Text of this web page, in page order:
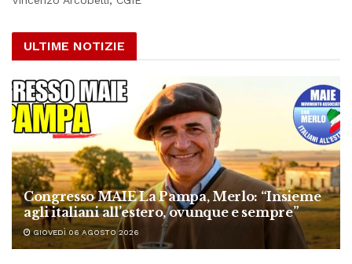
ULTIME NOTIZIE
Congresso MAIE La Pampa, Merlo: “Insieme
agli italiani all’estero, ovunque e sempre”
GIOVEDÌ 06 AGOSTO 2026